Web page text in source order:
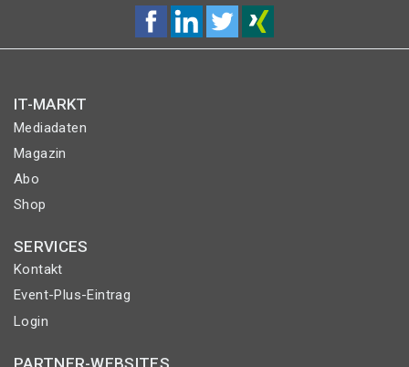
IT-MARKT
Mediadaten
Magazin
Abo
Shop
SERVICES
Kontakt
Event-Plus-Eintrag
Login
PARTNER-WEBSITES